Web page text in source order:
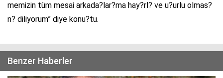
memizin tüm mesai arkada?lar?ma hay?rl? ve u?urlu olmas?
n? diliyorum” diye konu?tu.
Benzer Haberler